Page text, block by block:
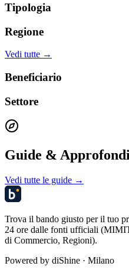
Tipologia
Regione
Vedi tutte →
Beneficiario
Settore
Guide &
Vedi tutte le guide →
Trova il bando giusto per il tuo
24 ore dalle fonti ufficiali
di Commercio, Regioni).
Powered by diShine · Milano